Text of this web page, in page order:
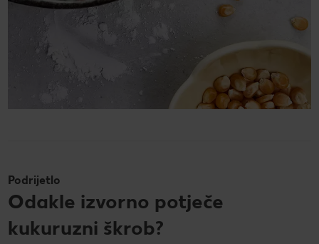
Podrijetlo
Odakle izvorno potječe
kukuruzni škrob?